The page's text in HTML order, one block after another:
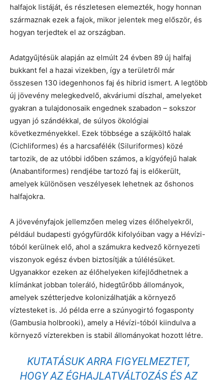
halfajok listáját, és részletesen elemezték, hogy honnan
származnak ezek a fajok, mikor jelentek meg először, és
hogyan terjedtek el az országban.
Adatgyűjtésük alapján az elmúlt 24 évben 89 új halfaj
bukkant fel a hazai vizekben, így a területről már
összesen 130 idegenhonos faj és hibrid ismert. A legtöbb
új jövevény melegkedvelő, akváriumi díszhal, amelyeket
gyakran a tulajdonosaik engednek szabadon – sokszor
ugyan jó szándékkal, de súlyos ökológiai
következményekkel. Ezek többsége a szájköltő halak
(Cichliformes) és a harcsafélék (Siluriformes) közé
tartozik, de az utóbbi időben számos, a kígyófejű halak
(Anabantiformes) rendjébe tartozó faj is előkerült,
amelyek különösen veszélyesek lehetnek az őshonos
halfajokra.
A jövevényfajok jellemzően meleg vizes élőhelyekről,
például budapesti gyógyfürdők kifolyóiban vagy a Hévízi-
tóból kerülnek elő, ahol a számukra kedvező környezeti
viszonyok egész évben biztosítják a túlélésüket.
Ugyanakkor ezeken az élőhelyeken kifejlődhetnek a
klímánkat jobban toleráló, hidegtűrőbb állományok,
amelyek szétterjedve kolonizálhatják a környező
víztesteket is. Jó példa erre a szúnyogirtó fogasponty
(Gambusia holbrooki), amely a Hévízi-tóból kiindulva a
környező vízterekben is stabil állományokat hozott létre.
KUTATÁSUK ARRA FIGYELMEZTET,
HOGY AZ ÉGHAJLATVÁLTOZÁS ÉS AZ